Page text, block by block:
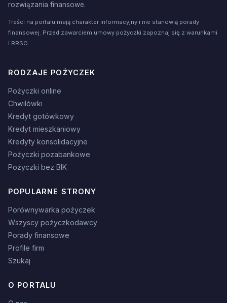
rozwiązania finansowe.
Treści na portalu mają charakter informacyjny i nie stanowią porady
finansowej. Przed zawarciem umowy pożyczki zapoznaj się z warunkami
i RRSO.
RODZAJE POŻYCZEK
Pożyczki online
Chwilówki
Kredyt gotówkowy
Kredyt mieszkaniowy
Kredyty konsolidacyjne
Pożyczki pozabankowe
Pożyczki bez BIK
POPULARNE STRONY
Porównywarka pożyczek
Wszyscy pożyczkodawcy
Porady finansowe
Profile firm
Szukaj
O PORTALU